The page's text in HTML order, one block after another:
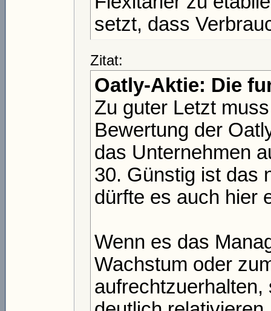
setzt, dass
Zitat:
Oatly-Aktie: Die
Zu guter Letzt
Bewertung der
das Unternehmen
30. Günstig ist das
dürfte es auch hier
Wenn es das
Wachstum oder